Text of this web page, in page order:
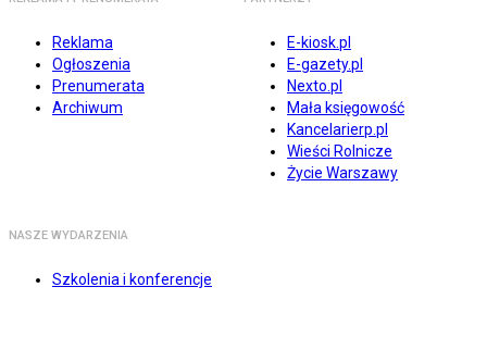
Reklama
Ogłoszenia
Prenumerata
Archiwum
E-kiosk.pl
E-gazety.pl
Nexto.pl
Mała księgowość
Kancelarierp.pl
Wieści Rolnicze
Życie Warszawy
NASZE WYDARZENIA
Szkolenia i konferencje